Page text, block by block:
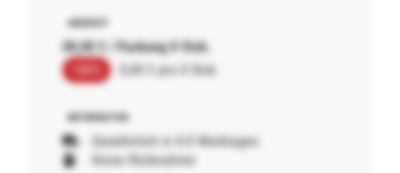
00,00 € / Packung 0 Stck.
0,00 € pro 0 Stck.
Gewöhnlich in 0-0 Werktagen
Keine Rücknahme